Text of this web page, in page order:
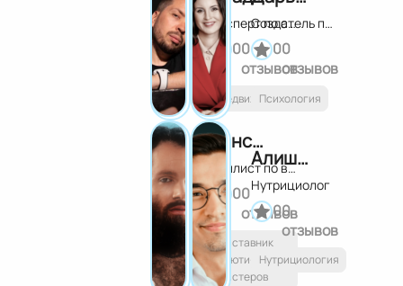
Эксперт по субаренде коммерческой недвижимости
00
отзывов
Недвижимость
Создатель платформы для самостоятельной работы со своим психологическим состоянием Master Kit
00
отзывов
Психология
Константин Борчининов
Стилист по волосам, вдохновитель и наставник мастеров
00
отзывов
Наставник
бьюти-
мастеров
Алишер Латипов
Нутрициолог
00
отзывов
Нутрициология